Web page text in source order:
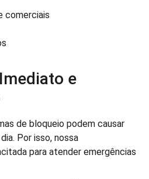
comerciais
e
de bloqueio podem causar
Por isso, nossa
para atender emergências